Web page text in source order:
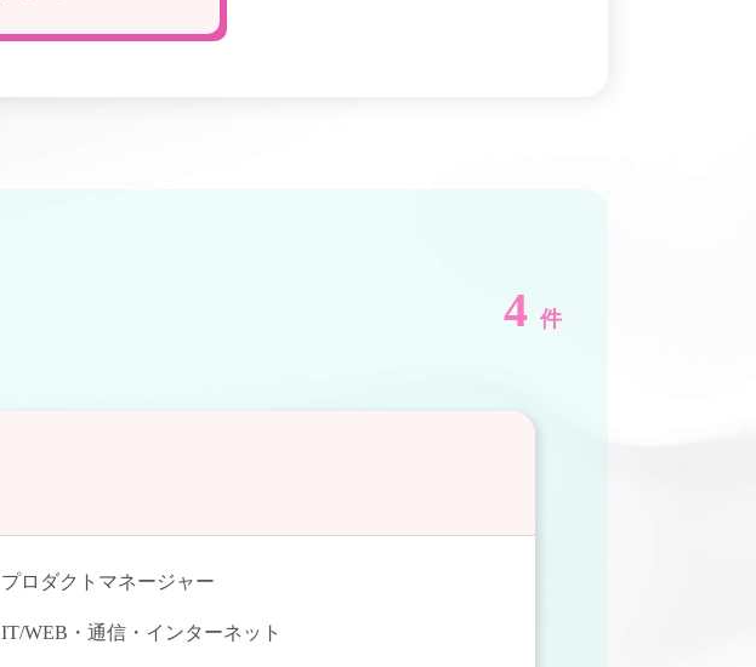
4 件
プロダクトマネージャー
IT/WEB・通信・インターネット